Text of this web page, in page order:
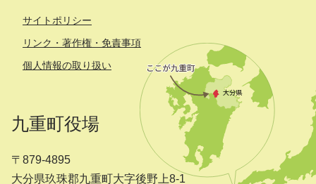
サイトポリシー
リンク・著作権・免責事項
個人情報の取り扱い
九重町役場
〒879-4895
大分県玖珠郡九重町大字後野上8-1